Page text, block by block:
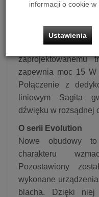
urządzenia.
przypadku awarii
równoległego
zaprojektowanemu
zapewnia moc 15 W
Połączenie z
liniowym Sagita
dźwięku w rozsądnej
O serii Evolution
Nowe obudowy
charakteru
Pozostawiony
wykonane
blacha. Dzięki niej
informacji o cookie w
Ustawienia